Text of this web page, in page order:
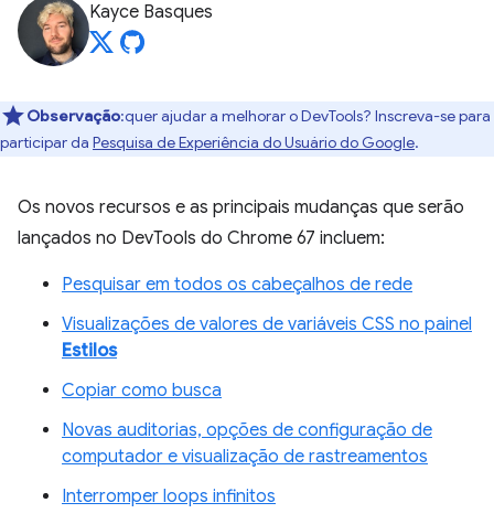
Kayce Basques
Observação:quer ajudar a melhorar o DevTools? Inscreva-se para
participar da Pesquisa de Experiência do Usuário do Google.
Os novos recursos e as principais mudanças que serão
lançados no DevTools do Chrome 67 incluem:
Pesquisar em todos os cabeçalhos de rede
Visualizações de valores de variáveis CSS no painel
Estilos
Copiar como busca
Novas auditorias, opções de configuração de
computador e visualização de rastreamentos
Interromper loops infinitos